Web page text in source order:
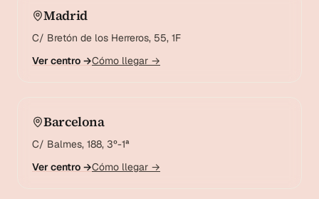
Madrid
C/ Bretón de los Herreros, 55, 1F
Ver centro →Cómo llegar →
Barcelona
C/ Balmes, 188, 3º-1ª
Ver centro →Cómo llegar →